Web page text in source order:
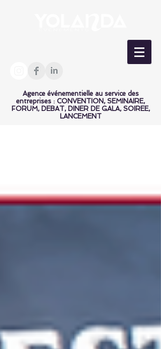
Agence événementielle au service des
entreprises : CONVENTION, SEMINAIRE,
FORUM, DEBAT, DINER DE GALA, SOIREE,
LANCEMENT